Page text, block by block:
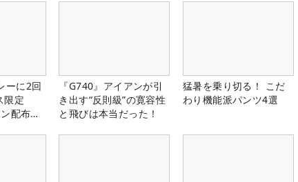
ーに2回
限定
配布
『G740』アイアンが引
き出す“反則級”の寛容性
と飛びは本当だった！
猛暑を乗り切る！ こだ
わり機能派パンツ4選